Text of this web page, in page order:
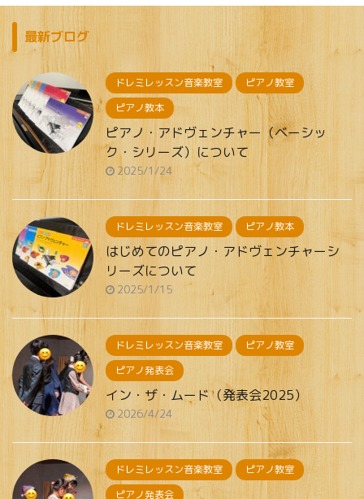
最新ブログ
ドレミレッスン音楽教室
ピアノ教室
ピアノ教本
ピアノ・アドヴェンチャー（ベーシッ
ク・シリーズ）について
2025/1/24
ドレミレッスン音楽教室 ピアノ教本
はじめてのピアノ・アドヴェンチャーシ
リーズについて
2025/1/15
ドレミレッスン音楽教室
ピアノ教室
ピアノ発表会
イン・ザ・ムード（発表会2025）
2026/4/24
ドレミレッスン音楽教室
ピアノ教室
ピアノ発表会